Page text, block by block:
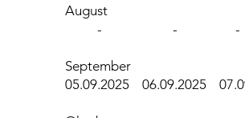
August
- -
September
05.09.2025 06.09.2025